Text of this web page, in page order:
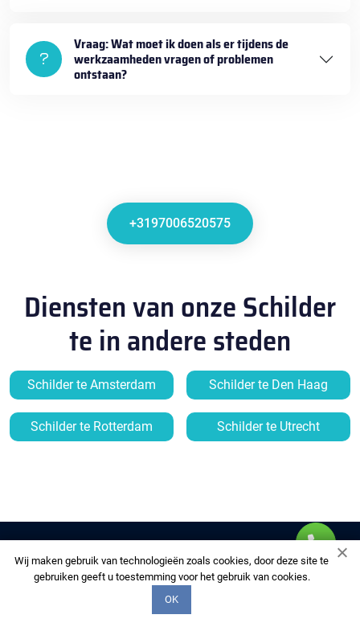
Vraag: Wat moet ik doen als er tijdens de
werkzaamheden vragen of problemen
ontstaan?
+3197006520575
Diensten van onze Schilder
te in andere steden
Schilder te Amsterdam Schilder te Den Haag
Schilder te Rotterdam Schilder te Utrecht
Wij maken gebruik van technologieën zoals cookies, door deze site te
gebruiken geeft u toestemming voor het gebruik van cookies.
OK